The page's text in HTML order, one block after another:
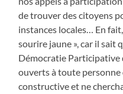
de trouver des citoyens
instances locales… En
sourire jaune », car il sait
Démocratie Participative
ouverts à toute
constructive et ne